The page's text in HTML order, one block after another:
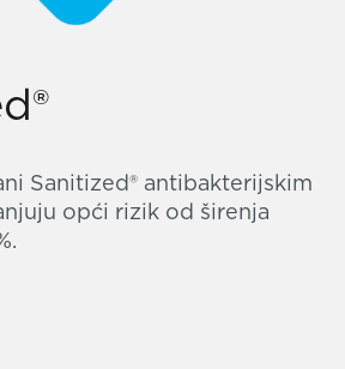
Sanitized® antibakterijskim
opći rizik od širenja